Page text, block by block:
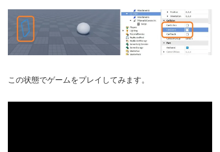
この状態でゲームをプレイしてみます。